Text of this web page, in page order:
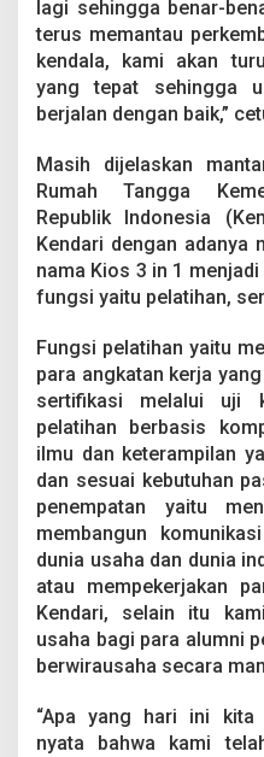
lagi sehingga benar-
terus memantau
kendala, kami akan
yang tepat sehingga
berjalan dengan baik,”
Masih dijelaskan
Rumah Tangga
Republik Indonesia
Kendari dengan adanya
nama Kios 3 in 1
fungsi yaitu pelatihan,
Fungsi pelatihan yaitu
para angkatan kerja
sertifikasi melalui uji
pelatihan berbasis
ilmu dan keterampilan
dan sesuai kebutuhan
penempatan yaitu
membangun
dunia usaha dan dunia
atau mempekerjakan
Kendari, selain itu
usaha bagi para alumni
berwirausaha secara
“Apa yang hari ini kita
nyata bahwa kami